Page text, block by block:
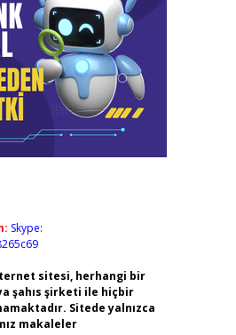
Skype:
sitesi, herhangi bir
şahıs şirketi ile hiçbir
Sitede yalnızca
makaleler